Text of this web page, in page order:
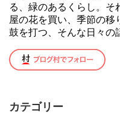
る、緑のあるくらし。そ
屋の花を買い、季節の移
鼓を打つ、そんな日々の
カテゴリー